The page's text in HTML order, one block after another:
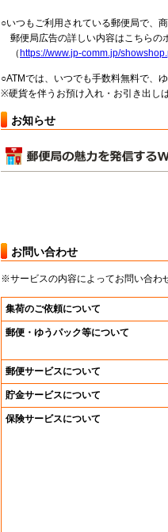
○いつもご利用されている郵便局で、
郵便局広告の詳しい内容はこちらの
（ https://www.jp-comm.jp/
○ATMでは、いつでも手数料無料で、
※硬貨を伴うお預け入れ・お引き出し
お知らせ
お問い合わせ
※サービスの内容によってお問い合わ
集荷のご依頼について
郵便・ゆうパック等について
郵便サービスについて
貯金サービスについて
保険サービスについて